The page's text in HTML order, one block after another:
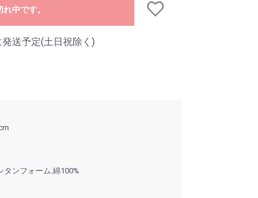
中です。
送予定(土日祝除く)
タンフォーム.綿100%